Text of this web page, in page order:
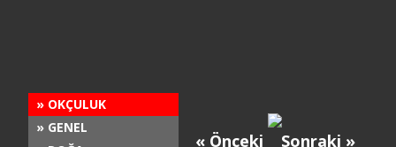
» OKÇULUK
» GENEL
« Önceki Sonraki »